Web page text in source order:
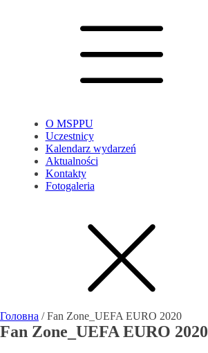
O MSPPU
Uczestnicy
Kalendarz wydarzeń
Aktualności
Kontakty
Fotogaleria
Головна / Fan Zone_UEFA EURO 2020
Fan Zone_UEFA EURO 2020